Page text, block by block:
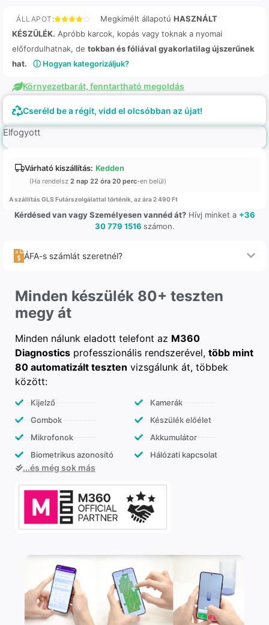
ÁLLAPOT: Megkímélt állapotú HASZNÁLT
KÉSZÜLÉK. Apróbb karcok, kopás vagy toknak a nyomai
előfordulhatnak, de tokban és fóliával gyakorlatilag újszerűnek
hat.
ⓘ Hogyan kategorizáljuk?
Környezetbarát, fenntartható megoldás
Cseréld be a régit, vidd el olcsóbban az újat!
Elfogyott
Várható kiszállítás: Kedden
(Ha rendelsz 2 nap 22 óra 20 perc-en belül)
A szállítás GLS Futárszolgálattal történik, az ára 2 490 Ft
Kérdésed van vagy Személyesen vannéd át?Hívj minket a +36
30 779 1516 számon.
ÁFA-s számlát szeretnél?
Minden készülék 80+ teszten
megy át
Minden nálunk eladott telefont az M360
Diagnostics professzionális rendszerével, több mint
80 automatizált teszten vizsgálunk át, többek
között:
Kijelző
Gombok
Mikrofonok
Biometrikus azonosító
Kamerák
Készülék előélet
Akkumulátor
Hálózati kapcsolat
...és még sok más